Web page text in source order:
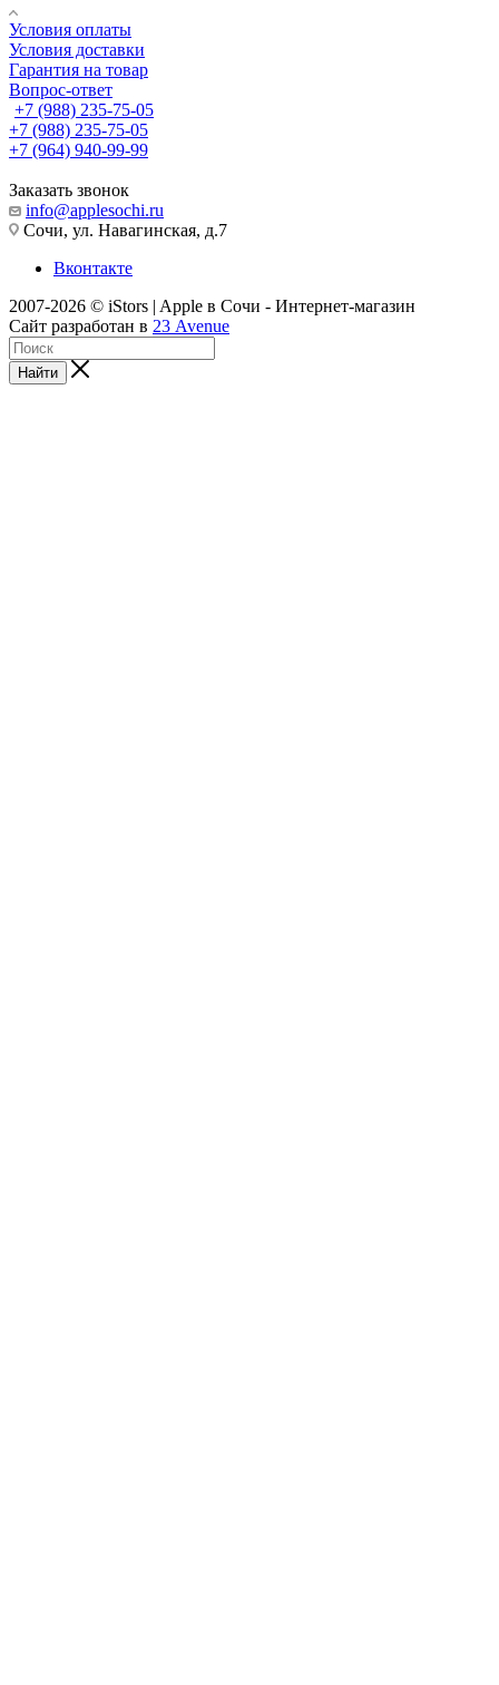
Условия оплаты
Условия доставки
Гарантия на товар
Вопрос-ответ
+7 (988) 235-75-05
+7 (988) 235-75-05
+7 (964) 940-99-99
Заказать звонок
info@applesochi.ru
Сочи, ул. Навагинская, д.7
Вконтакте
2007-2026 © iStors | Apple в Сочи - Интернет-магазин
Сайт разработан в 23 Avenue
Найти